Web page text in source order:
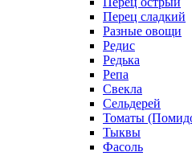
Перец сладкий
Разные овощи
Редис
Редька
Репа
Свекла
Сельдерей
Томаты
Тыквы
Фасоль